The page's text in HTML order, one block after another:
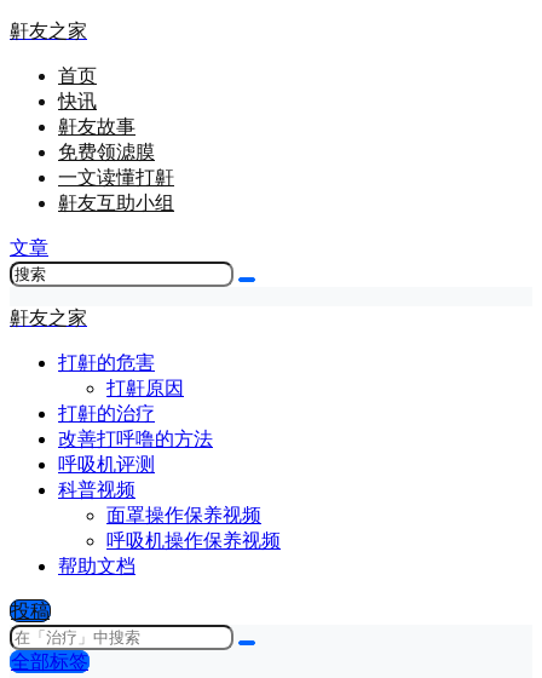
鼾友之家
首页
快讯
鼾友故事
免费领滤膜
一文读懂打鼾
鼾友互助小组
文章
鼾友之家
打鼾的危害
打鼾原因
打鼾的治疗
改善打呼噜的方法
呼吸机评测
科普视频
面罩操作保养视频
呼吸机操作保养视频
帮助文档
投稿
全部标签